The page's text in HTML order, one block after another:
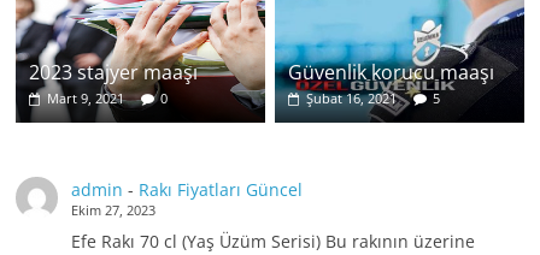
2023 stajyer maaşı
Mart 9, 2021 0
Güvenlik korucu maaşı
Şubat 16, 2021 5
admin - Rakı Fiyatları Güncel
Ekim 27, 2023
Efe Rakı 70 cl (Yaş Üzüm Serisi) Bu rakının üzerine